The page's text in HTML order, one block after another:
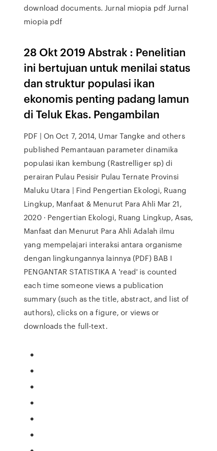
download documents. Jurnal miopia pdf Jurnal
miopia pdf
28 Okt 2019 Abstrak : Penelitian
ini bertujuan untuk menilai status
dan struktur populasi ikan
ekonomis penting padang lamun
di Teluk Ekas. Pengambilan
PDF | On Oct 7, 2014, Umar Tangke and others
published Pemantauan parameter dinamika
populasi ikan kembung (Rastrelliger sp) di
perairan Pulau Pesisir Pulau Ternate Provinsi
Maluku Utara | Find Pengertian Ekologi, Ruang
Lingkup, Manfaat & Menurut Para Ahli Mar 21,
2020 · Pengertian Ekologi, Ruang Lingkup, Asas,
Manfaat dan Menurut Para Ahli Adalah ilmu
yang mempelajari interaksi antara organisme
dengan lingkungannya lainnya (PDF) BAB I
PENGANTAR STATISTIKA A 'read' is counted
each time someone views a publication
summary (such as the title, abstract, and list of
authors), clicks on a figure, or views or
downloads the full-text.